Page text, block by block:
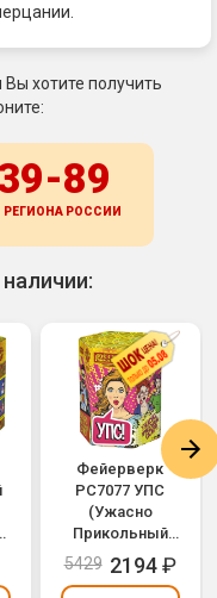
Вы хотите получить
89
РЕГИОНА РОССИИ
Фейерверк
РС7077 УПС
(Ужасно
Прикольный
Салют) (1,1" х
19)
5429 2194₽